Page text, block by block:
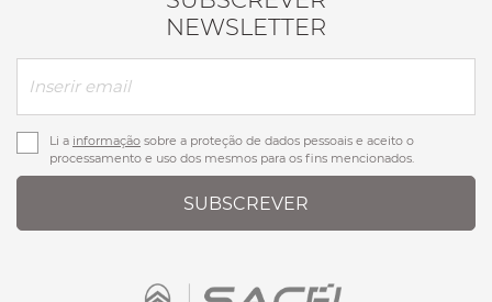
NEWSLETTER
Li a informação sobre a proteção de dados pessoais e aceito o
processamento e uso dos mesmos para os fins mencionados.
SUBSCREVER